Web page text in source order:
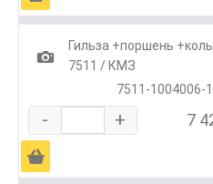
1
Гильза +поршень
7511 / КМЗ
7511-
- + 7
Ä